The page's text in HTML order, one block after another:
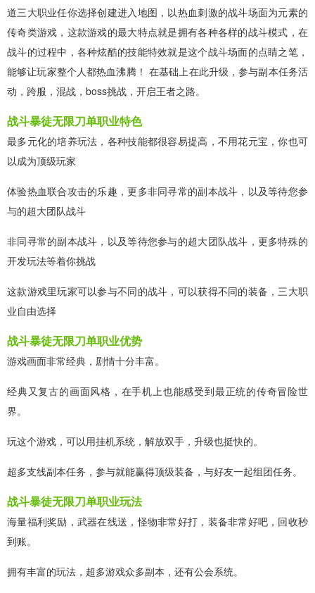
道三大职业任你选择创建进入地图，以热血刺激的战斗场面为元素的
传奇类游戏，这款游戏的最大特点就是拥有各种各样的战斗模式，在
战斗的过程中，各种炫酷的技能特效就是这个战斗场面的点睛之笔，
能够让玩家整个人都热血沸腾！ 在基础上在此升级，参与副本任务活
动，跨服，混战，boss挑战，开启王者之路。
战斗暴徒无限刀单职业特色
最多元化的培养玩法，各种技能都很容易提高，不用花元宝，你也可
以成为顶级玩家
体验热血联合攻击的乐趣，更多非同寻常的副本战斗，以及等待您参
与的超大团队战斗
非同寻常的副本战斗，以及等待您参与的超大团队战斗，更多特殊的
开发玩法等着你挑战
这款游戏里玩家可以参与不同的战斗，可以获得不同的装备，三大职
业自由选择
战斗暴徒无限刀单职业优势
游戏画面非常经典，剧情十分丰富。
经典又复古的画面风格，在手机上也能感受到最正统的传奇冒险世
界。
玩这个游戏，可以用挂机系统，解放双手，升级也挺快的。
超多支线副本任务，参与就能赢得顶级装备，与好友一起组团任务。
战斗暴徒无限刀单职业玩法
海量福利奖励，武器在线送，怪物非常好打，装备非常好吧，回收秒
到账。
拥有丰富的玩法，超多游戏众多副本，还有公会系统。